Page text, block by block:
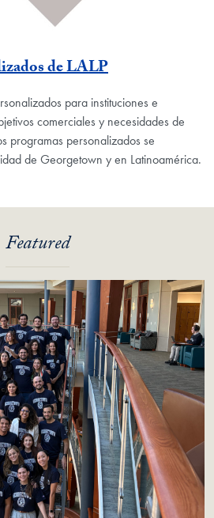
de LALP
para instituciones e
comerciales y necesidades de
programas personalizados se
de Georgetown y en Latinoamérica.
Featured